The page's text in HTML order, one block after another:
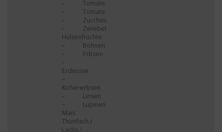
– Tomate
– Tomate
– Zucchini
– Zwiebel
Hülsenfrüchte:
– Bohnen
– Erbsen
–
Erdnüsse
–
Kichererbsen
– Linsen
– Lupinen
Mais
Thunfisch /
Lachs /